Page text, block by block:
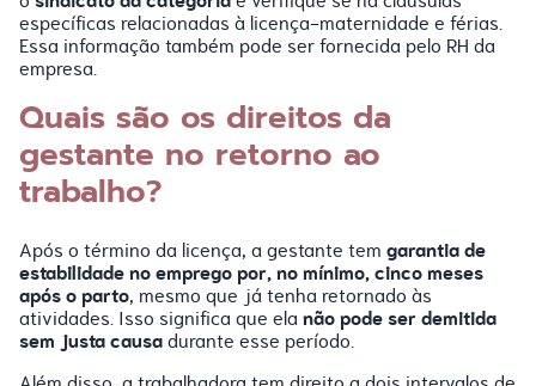
específicas relacionadas à licença-maternidade e férias.
Essa informação também pode ser fornecida pelo RH da
empresa.
Quais são os direitos da
gestante no retorno ao
trabalho?
Após o término da licença, a gestante temgarantia de
estabilidade no emprego por, no mínimo, cinco meses
após o parto, mesmo que já tenha retornado às
atividades. Isso significa que elanão pode ser demitida
sem justa causadurante esse período.